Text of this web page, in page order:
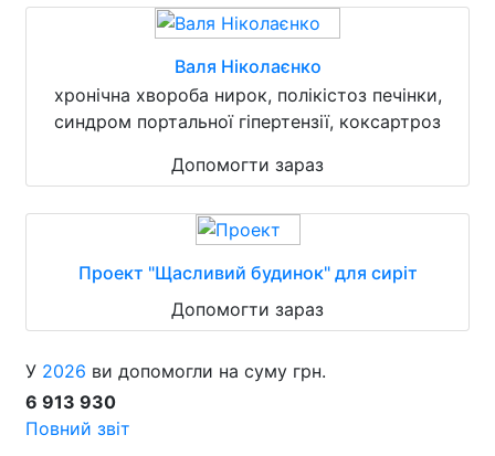
Валя Ніколаєнко
хронічна хвороба нирок, полікістоз печінки,
синдром портальної гіпертензії, коксартроз
Допомогти зараз
Проект "Щасливий будинок" для сиріт
Допомогти зараз
У 2026 ви допомогли на суму грн.
6 913 930
Повний звіт